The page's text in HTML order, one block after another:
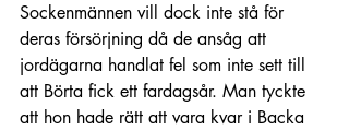
Sockenmännen vill dock inte stå för
deras försörjning då de ansåg att
jordägarna handlat fel som inte sett till
att Börta fick ett fardagsår. Man tyckte
att hon hade rätt att vara kvar i Backa